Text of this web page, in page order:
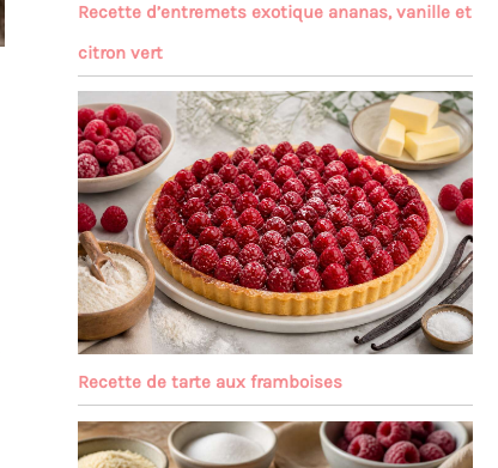
Recette d’entremets exotique ananas, vanille et
citron vert
Recette de tarte aux framboises